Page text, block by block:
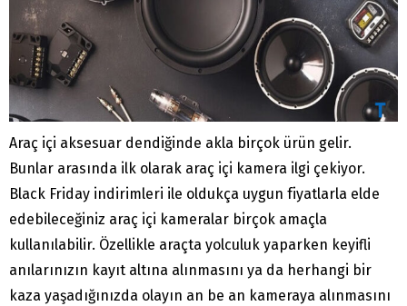
Araç içi aksesuar dendiğinde akla birçok ürün gelir.
Bunlar arasında ilk olarak araç içi kamera ilgi çekiyor.
Black Friday indirimleri ile oldukça uygun fiyatlarla elde
edebileceğiniz araç içi kameralar birçok amaçla
kullanılabilir. Özellikle araçta yolculuk yaparken keyifli
anılarınızın kayıt altına alınmasını ya da herhangi bir
kaza yaşadığınızda olayın an be an kameraya alınmasını